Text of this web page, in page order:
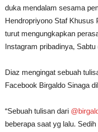
duka mendalam sesama
Hendropriyono Staf Khusus
turut mengungkapkan
Instagram pribadinya, Sabtu
Diaz mengingat sebuah
Facebook Birgaldo Sinaga
“Sebuah tulisan dari
beberapa saat yg lalu.